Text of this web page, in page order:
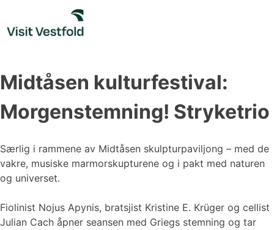
content
Midtåsen kulturfestival:
Morgenstemning! Stryketrio
Særlig i rammene av Midtåsen skulpturpaviljong – med de
vakre, musiske marmorskupturene og i pakt med naturen
og universet.
Fiolinist Nojus Apynis, bratsjist Kristine E. Krüger og cellist
Julian Cach åpner seansen med Griegs stemning og tar